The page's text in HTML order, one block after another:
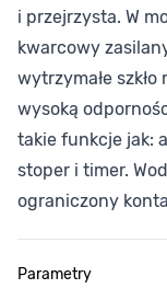
i przejrzysta. W
kwarcowy
wytrzymałe
wysoką
takie funkcje jak:
stoper i timer.
ograniczony
Parametry